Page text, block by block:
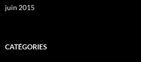
juin 2015
CATÉGORIES